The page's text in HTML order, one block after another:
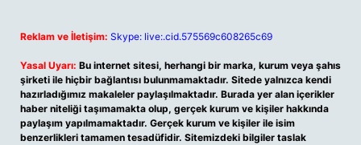
Reklam ve İletişim: Skype: live:.cid.575569c608265c69
Yasal Uyarı: Bu internet sitesi, herhangi bir marka, kurum veya şahıs
şirketi ile hiçbir bağlantısı bulunmamaktadır. Sitede yalnızca kendi
hazırladığımız makaleler paylaşılmaktadır. Burada yer alan içerikler
haber niteliği taşımamakta olup, gerçek kurum ve kişiler hakkında
paylaşım yapılmamaktadır. Gerçek kurum ve kişiler ile isim
benzerlikleri tamamen tesadüfidir. Sitemizdeki bilgiler taslak